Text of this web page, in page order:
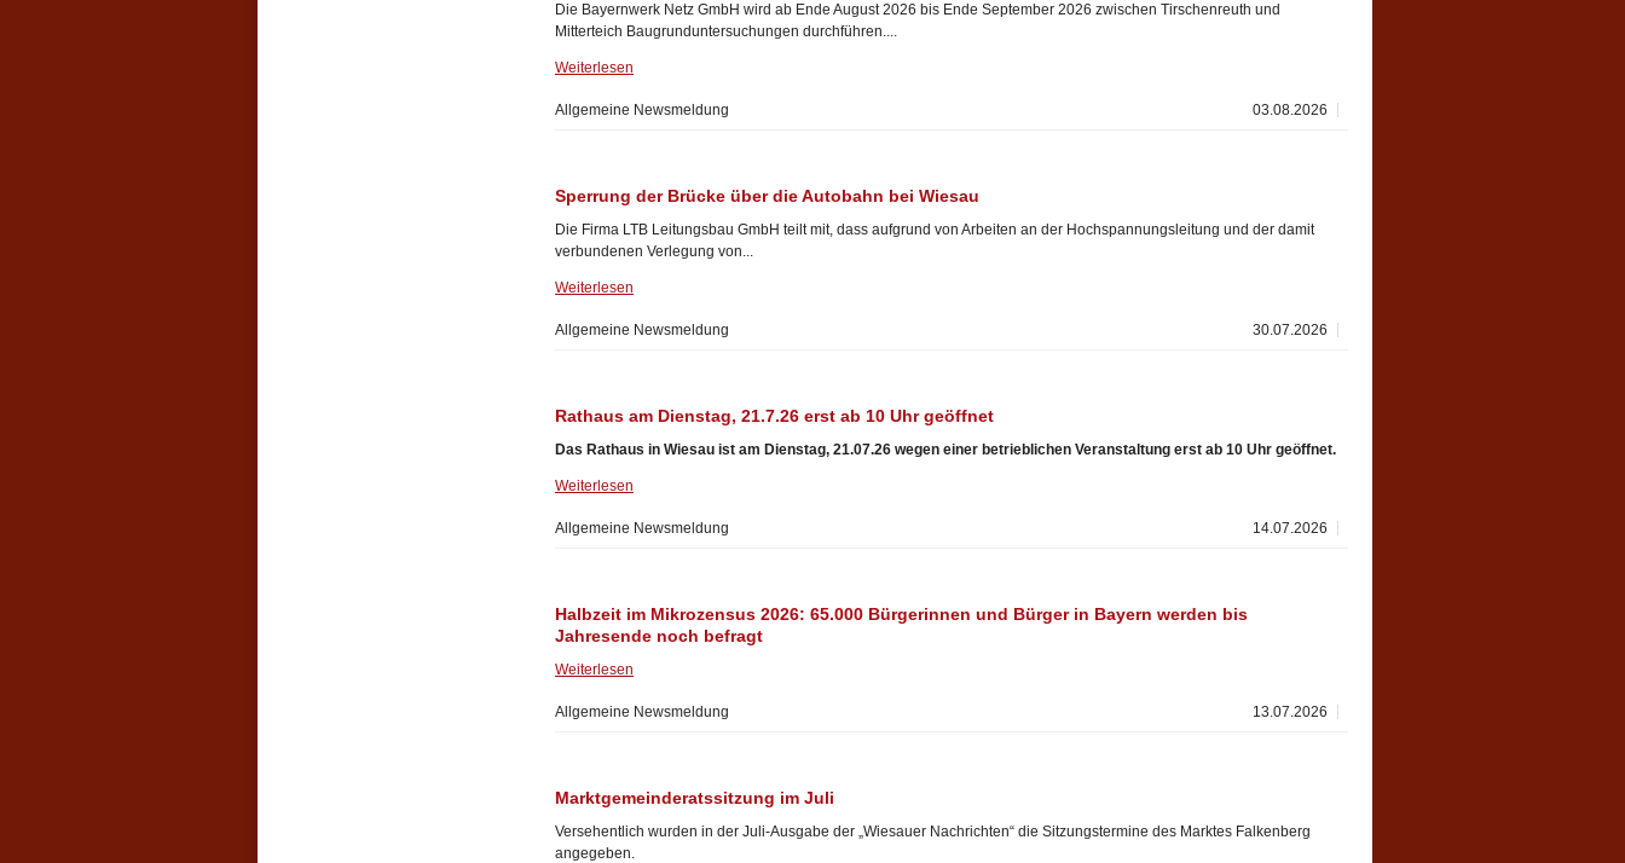
Die Bayernwerk Netz GmbH wird ab Ende August 2026 bis Ende September 2026 zwischen Tirschenreuth und
Mitterteich Baugrunduntersuchungen durchführen....
Weiterlesen
03.08.2026
Allgemeine Newsmeldung
Sperrung der Brücke über die Autobahn bei Wiesau
Die Firma LTB Leitungsbau GmbH teilt mit, dass aufgrund von Arbeiten an der Hochspannungsleitung und der damit
verbundenen Verlegung von...
Weiterlesen
30.07.2026
Allgemeine Newsmeldung
Rathaus am Dienstag, 21.7.26 erst ab 10 Uhr geöffnet
Das Rathaus in Wiesau ist am Dienstag, 21.07.26 wegen einer betrieblichen Veranstaltung erst ab 10 Uhr geöffnet.
Weiterlesen
14.07.2026
Allgemeine Newsmeldung
Halbzeit im Mikrozensus 2026: 65.000 Bürgerinnen und Bürger in Bayern werden bis
Jahresende noch befragt
Weiterlesen
13.07.2026
Allgemeine Newsmeldung
Marktgemeinderatssitzung im Juli
Versehentlich wurden in der Juli-Ausgabe der „Wiesauer Nachrichten“ die Sitzungstermine des Marktes Falkenberg
angegeben.